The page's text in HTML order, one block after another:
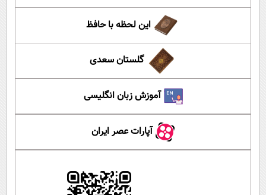
این لحظه با حافظ
گلستان سعدی
آموزش زبان انگلیسی
آپارات عصر ایران